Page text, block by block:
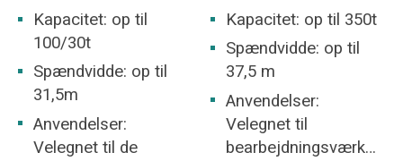
Kapacitet: op til
100/30t
Spændvidde: op til
31,5m
Anvendelser:
Velegnet til de
Kapacitet: op til 350t
Spændvidde: op til
37,5 m
Anvendelser:
Velegnet til
bearbejdningsværkst